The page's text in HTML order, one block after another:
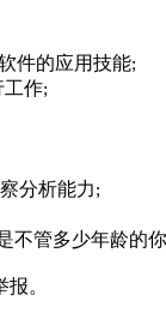
件的应用技能;
工作;
分析能力;
不管多少年龄的
。